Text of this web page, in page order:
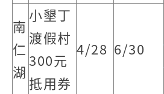
南
仁
湖
小墾丁
渡假村
300元
抵用券
4/28 6/30